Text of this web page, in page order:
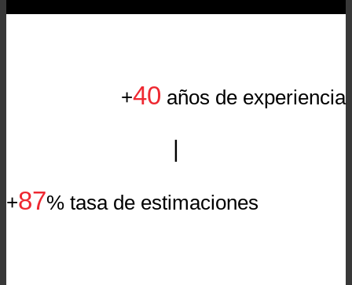
+40 años de experiencia
|
+87% tasa de estimaciones